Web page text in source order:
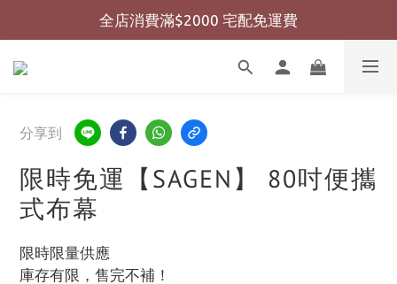
全店消費滿$999 超商免運費
全店消費滿$2000 宅配免運費
全店消費滿$999 超商免運費
分享到
限時免運【SAGEN】 80吋便攜
式布幕
限時限量供應
庫存有限，售完不補！